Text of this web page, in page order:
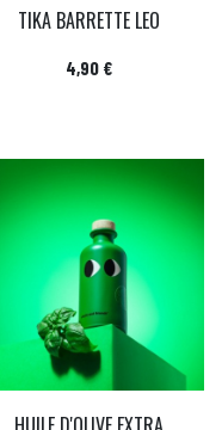
TIKA BARRETTE LEO
Prix
4,90 €